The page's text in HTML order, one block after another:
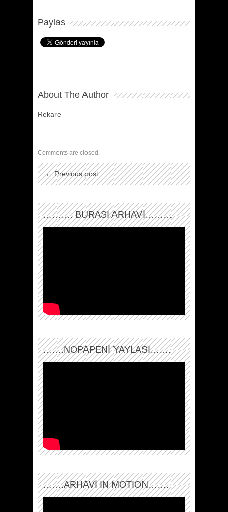
Paylas
About The Author
Rekare
Comments are closed.
← Previous post
………. BURASI ARHAVİ………
…….NOPAPENİ YAYLASI…….
…….ARHAVI IN MOTION…….